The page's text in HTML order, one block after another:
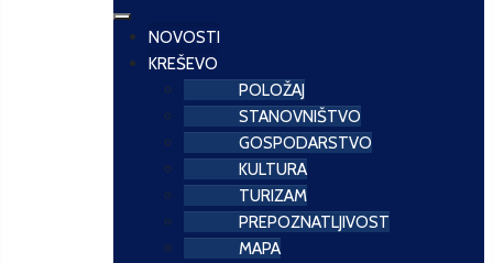
NOVOSTI
KREŠEVO
POLOŽAJ
STANOVNIŠTVO
GOSPODARSTVO
KULTURA
TURIZAM
PREPOZNATLJIVOST
MAPA